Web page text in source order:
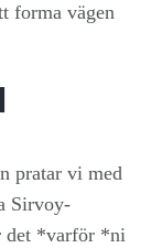
forma vägen
pratar vi med
Sirvoy-
det *varför *ni